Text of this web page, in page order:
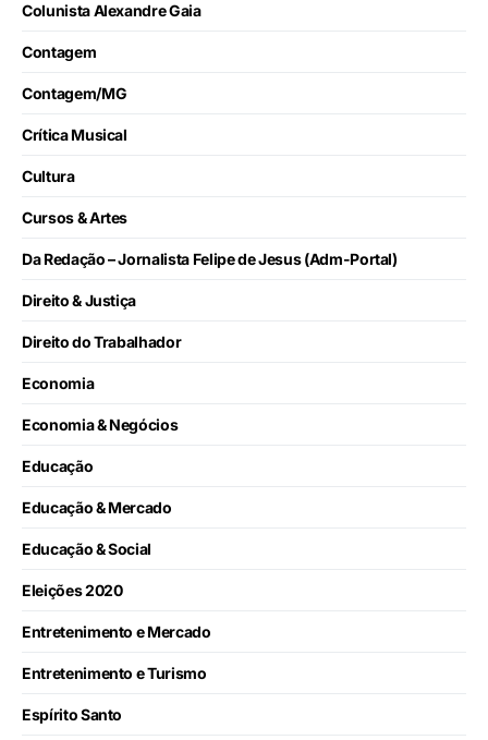
Colunista Alexandre Gaia
Contagem
Contagem/MG
Crítica Musical
Cultura
Cursos & Artes
Da Redação – Jornalista Felipe de Jesus (Adm-Portal)
Direito & Justiça
Direito do Trabalhador
Economia
Economia & Negócios
Educação
Educação & Mercado
Educação & Social
Eleições 2020
Entretenimento e Mercado
Entretenimento e Turismo
Espírito Santo